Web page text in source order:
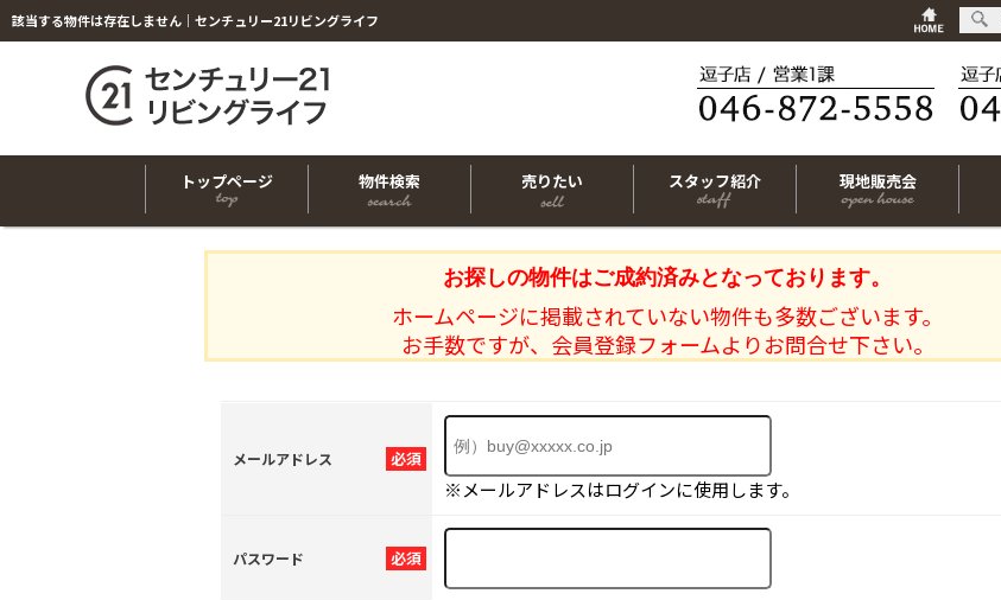
該当する物件は存在しません｜センチュリー21リビングライフ
トップページ 物件検索 売りたい スタッフ紹介 現地販売会
お探しの物件はご成約済みとなっております。
ホームページに掲載されていない物件も多数ございます。
お手数ですが、会員登録フォームよりお問合せ下さい。
必須
メールアドレス
※メールアドレスはログインに使用します。
必須
パスワード